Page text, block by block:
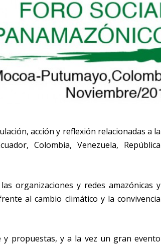
acción y reflexión relacionadas a la
Colombia, Venezuela, República
organizaciones y redes amazónicas y
al cambio climático y la convivencia
propuestas, y a la vez un gran evento